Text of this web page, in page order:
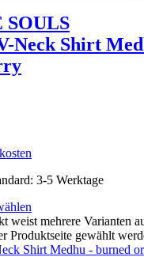
SOULS
Neck Shirt
3-5 Werktage
weist mehrere Varianten
Produktseite gewählt